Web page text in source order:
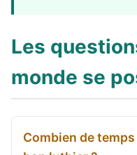
Les
monde se
Combien de